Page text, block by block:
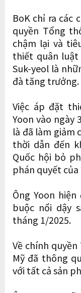
BoK chỉ ra các
quyền Tổng
chậm lại và
thiết quân luật
Suk-yeol là
đà tăng trưởng.
Việc áp đặt
Yoon vào ngày
là đã làm giảm
thời dẫn đến
Quốc hội bỏ
phán quyết
Ông Yoon
buộc nổi dậy
tháng 1/2025.
Về chính
Mỹ đã thông
với tất cả sản